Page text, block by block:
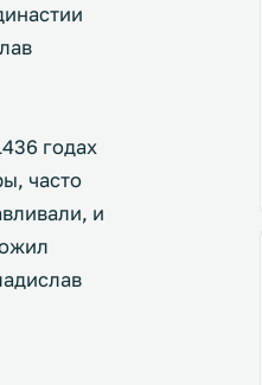
годах
часто
и